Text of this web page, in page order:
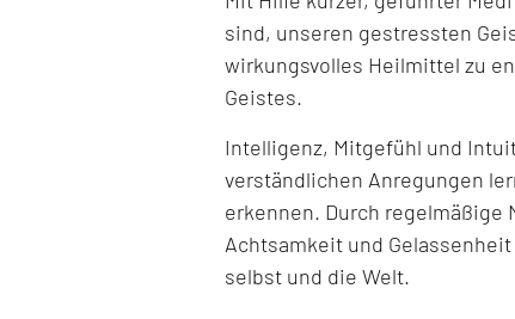
sind, unseren gestressten
wirkungsvolles Heilmittel zu
Geistes.
Intelligenz, Mitgefühl und
verständlichen Anregungen
erkennen. Durch
Achtsamkeit und
selbst und die Welt.